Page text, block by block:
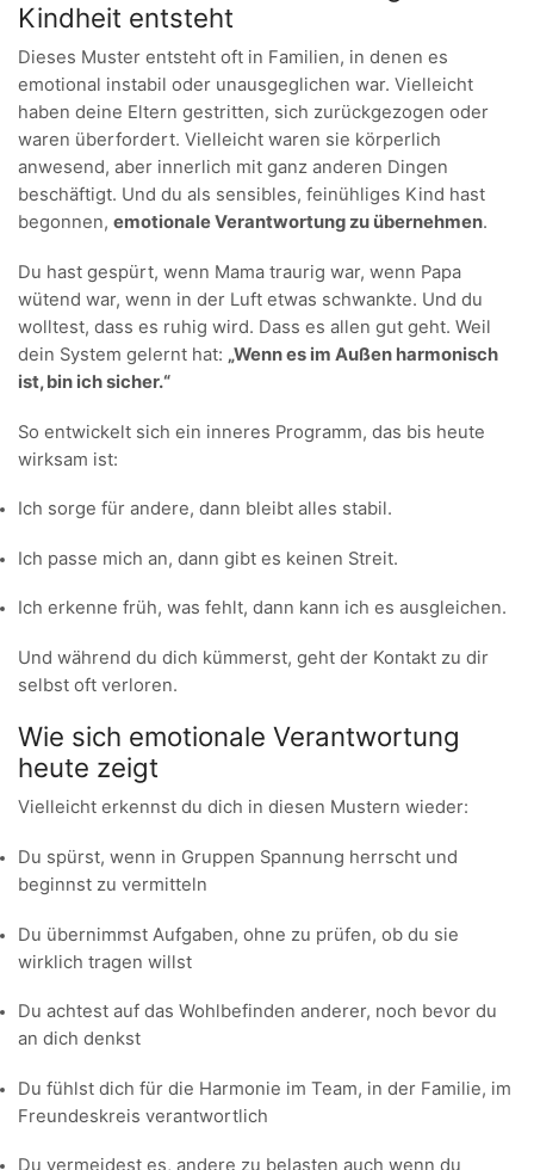
Kindheit entsteht
Dieses Muster entsteht oft in Familien, in denen es
emotional instabil oder unausgeglichen war. Vielleicht
haben deine Eltern gestritten, sich zurückgezogen oder
waren überfordert. Vielleicht waren sie körperlich
anwesend, aber innerlich mit ganz anderen Dingen
beschäftigt. Und du als sensibles, feinühliges Kind hast
begonnen, emotionale Verantwortung zu übernehmen.
Du hast gespürt, wenn Mama traurig war, wenn Papa
wütend war, wenn in der Luft etwas schwankte. Und du
wolltest, dass es ruhig wird. Dass es allen gut geht. Weil
dein System gelernt hat: „Wenn es im Außen harmonisch
ist, bin ich sicher.“
So entwickelt sich ein inneres Programm, das bis heute
wirksam ist:
Ich sorge für andere, dann bleibt alles stabil.
Ich passe mich an, dann gibt es keinen Streit.
Ich erkenne früh, was fehlt, dann kann ich es ausgleichen.
Und während du dich kümmerst, geht der Kontakt zu dir
selbst oft verloren.
Wie sich emotionale Verantwortung
heute zeigt
Vielleicht erkennst du dich in diesen Mustern wieder:
Du spürst, wenn in Gruppen Spannung herrscht und
beginnst zu vermitteln
Du übernimmst Aufgaben, ohne zu prüfen, ob du sie
wirklich tragen willst
Du achtest auf das Wohlbefinden anderer, noch bevor du
an dich denkst
Du fühlst dich für die Harmonie im Team, in der Familie, im
Freundeskreis verantwortlich
Du vermeidest es, andere zu belasten auch wenn du